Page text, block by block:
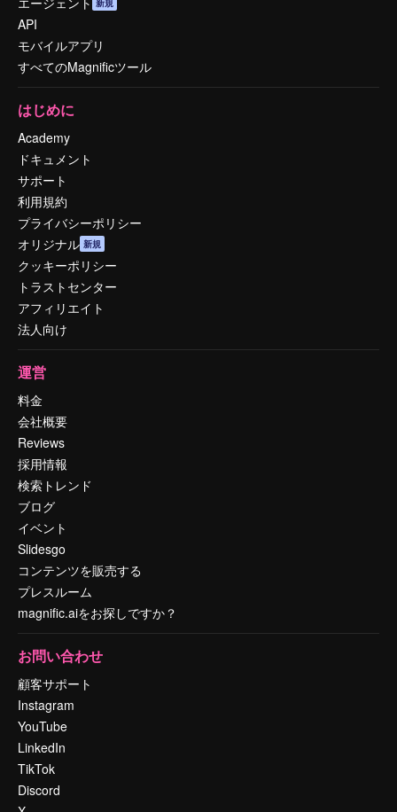
新規
API
モバイルアプリ
すべてのMagnificツール
はじめに
Academy
ドキュメント
サポート
利用規約
プライバシーポリシー
オリジナル 新規
クッキーポリシー
トラストセンター
アフィリエイト
法人向け
運営
料金
会社概要
Reviews
採用情報
検索トレンド
ブログ
イベント
Slidesgo
コンテンツを販売する
プレスルーム
magnific.aiをお探しですか？
お問い合わせ
顧客サポート
Instagram
YouTube
LinkedIn
TikTok
Discord